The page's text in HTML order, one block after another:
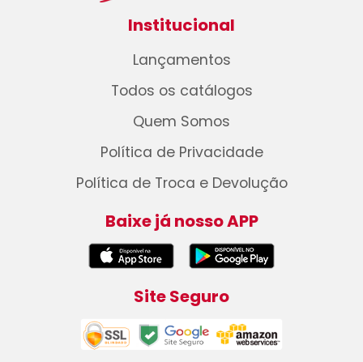
Institucional
Lançamentos
Todos os catálogos
Quem Somos
Política de Privacidade
Política de Troca e Devolução
Baixe já nosso APP
Site Seguro